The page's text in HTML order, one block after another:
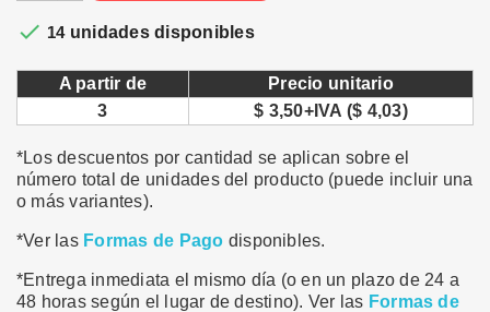
 14 unidades disponibles
A partir de
Precio unitario
3
$ 3,50+IVA ($ 4,03)
*Los descuentos por cantidad se aplican sobre el
número total de unidades del producto (puede incluir una
o más variantes).
*Ver las Formas de Pago disponibles.
*Entrega inmediata el mismo día (o en un plazo de 24 a
48 horas según el lugar de destino). Ver las Formas de